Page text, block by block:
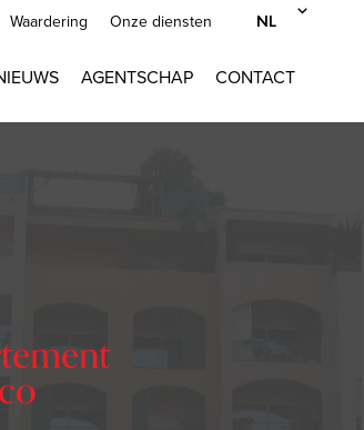
Waardering Onze diensten NL
AGENTSCHAP CONTACT